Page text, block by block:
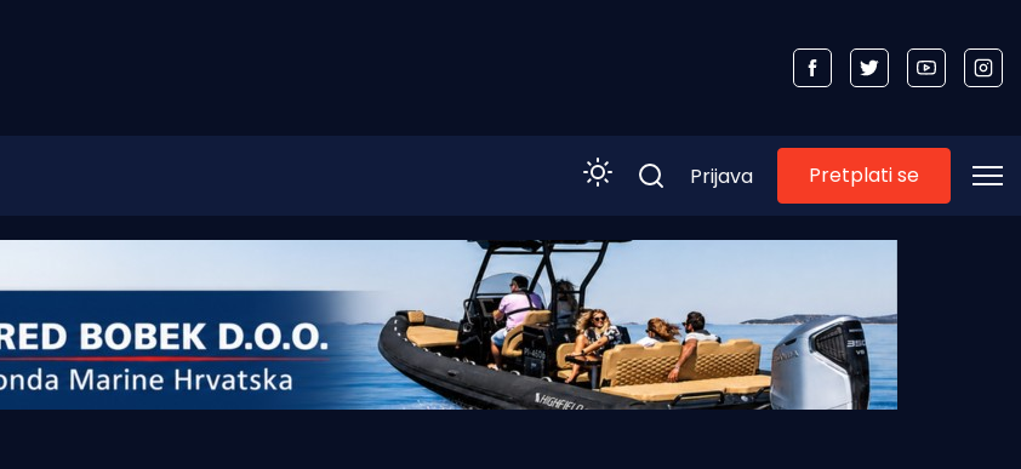
Prijava Pretplati se